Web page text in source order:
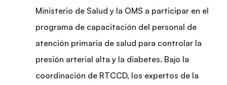
Ministerio de Salud y la OMS a participar en el
programa de capacitación del personal de
atención primaria de salud para controlar la
presión arterial alta y la diabetes. Bajo la
coordinación de RTCCD, los expertos de la